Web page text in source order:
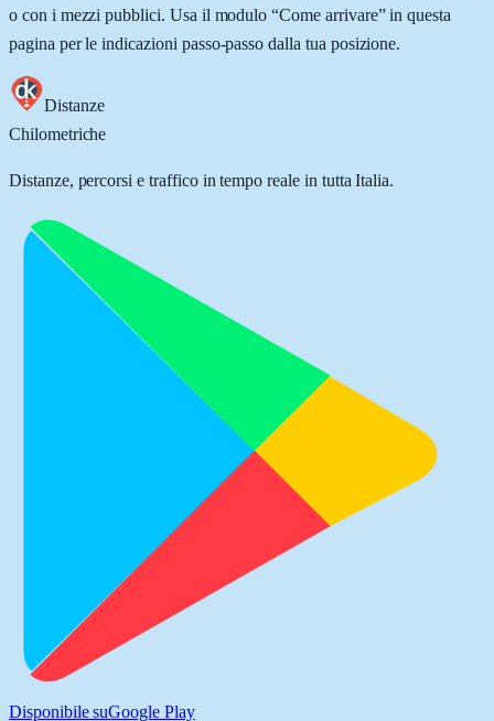
o con i mezzi pubblici. Usa il modulo “Come arrivare” in questa
pagina per le indicazioni passo-passo dalla tua posizione.
Distanze
Chilometriche
Distanze, percorsi e traffico in tempo reale in tutta Italia.
Disponibile suGoogle Play